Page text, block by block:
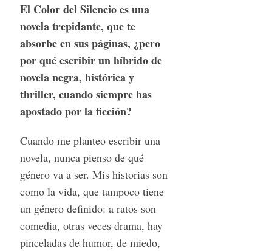
El Color del Silencio es una
novela trepidante, que te
absorbe en sus páginas, ¿pero
por qué escribir un híbrido de
novela negra, histórica y
thriller, cuando siempre has
apostado por la ficción?
Cuando me planteo escribir una
novela, nunca pienso de qué
género va a ser. Mis historias son
como la vida, que tampoco tiene
un género definido: a ratos son
comedia, otras veces drama, hay
pinceladas de humor, de miedo,